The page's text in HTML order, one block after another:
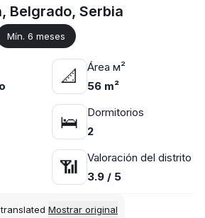
Belgrado, Serbia
Mín. 6 meses
📐
Área м²
56 m²
🛌
Dormitorios
2
📶
Valoración del distrito
3.9 / 5
Mostrar original